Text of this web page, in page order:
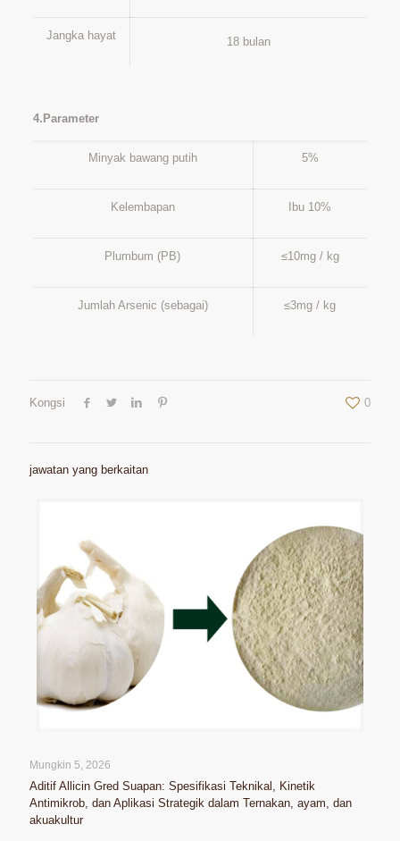
Jangka hayat 18 bulan
4.Parameter
Minyak bawang putih 5%
Kelembapan Ibu 10%
Plumbum (PB) ≤10mg / kg
Jumlah Arsenic (sebagai) ≤3mg / kg
Kongsi 0
jawatan yang berkaitan
Mungkin 5, 2026
Aditif Allicin Gred Suapan: Spesifikasi Teknikal, Kinetik
Antimikrob, dan Aplikasi Strategik dalam Ternakan, ayam, dan
akuakultur